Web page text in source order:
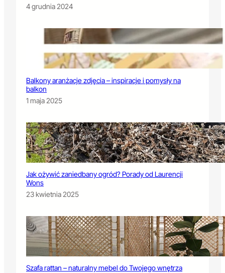
4 grudnia 2024
Balkony aranżacje zdjęcia – inspiracje i pomysły na
balkon
1 maja 2025
Jak ożywić zaniedbany ogród? Porady od Laurencji
Wons
23 kwietnia 2025
Szafa rattan – naturalny mebel do Twojego wnętrza